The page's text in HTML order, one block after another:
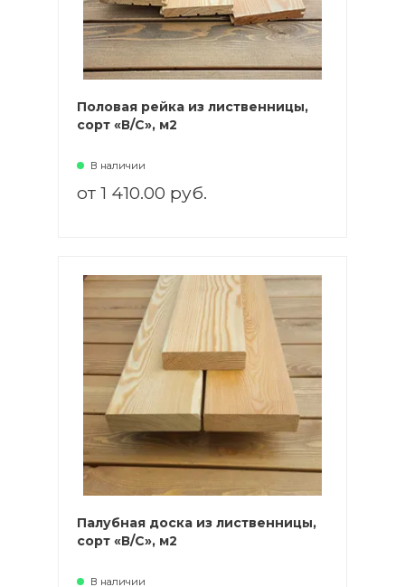
Половая рейка из лиственницы,
сорт «В/С», м2
В наличии
от 1 410.00 руб.
Палубная доска из лиственницы,
сорт «В/С», м2
В наличии